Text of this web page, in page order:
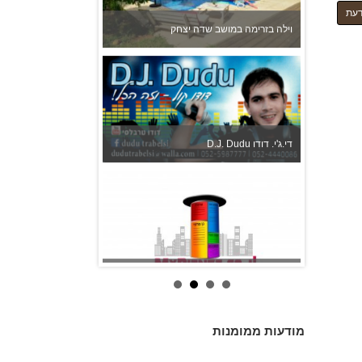
אורי צילום אירועים
לירונלה - עוגות לארועים מיוחדים
מודעות ממומנות